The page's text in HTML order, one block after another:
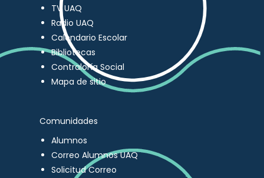
TV UAQ
Radio UAQ
Calendario Escolar
Bibliotecas
Contraloría Social
Mapa de sitio
Comunidades
Alumnos
Correo Alumnos UAQ
Solicitud Correo